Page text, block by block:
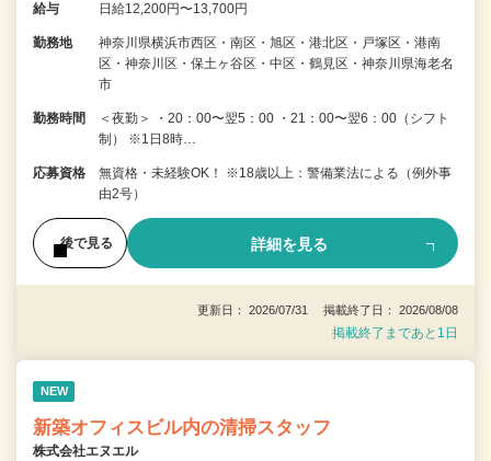
給与 日給12,200円〜13,700円
勤務地
神奈川県横浜市西区・南区・旭区・港北区・戸塚区・港南
区・神奈川区・保土ヶ谷区・中区・鶴見区・神奈川県海老名
市
勤務時間
＜夜勤＞ ・20：00〜翌5：00 ・21：00〜翌6：00（シフト
制） ※1日8時…
応募資格
無資格・未経験OK！ ※18歳以上：警備業法による（例外事
由2号）
後で見る 詳細を見る
更新日： 2026/07/31 掲載終了日： 2026/08/08
掲載終了まであと1日
NEW
新築オフィスビル内の清掃スタッフ
株式会社エヌエル